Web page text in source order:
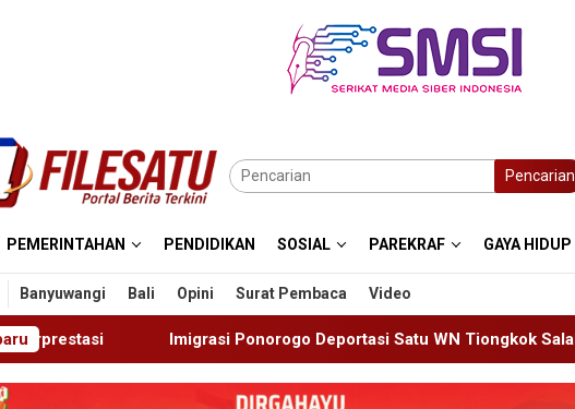
Pencarian
PEMERINTAHAN PENDIDIKAN SOSIAL PAREKRAF GAYA HIDUP
Banyuwangi Bali Opini Surat Pembaca Video
Ponorogo Deportasi Satu WN Tiongkok Salahgunakan Ijin Tinggal